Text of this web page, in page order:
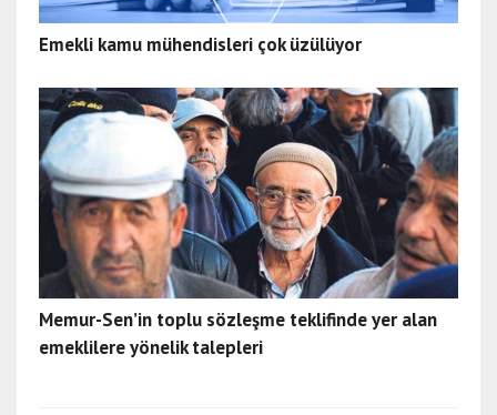
Emekli kamu mühendisleri çok üzülüyor
Memur-Sen’in toplu sözleşme teklifinde yer alan
emeklilere yönelik talepleri